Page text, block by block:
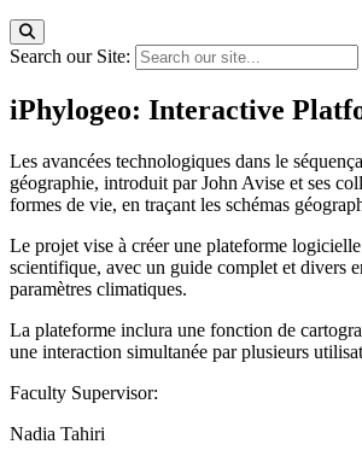
Search our Site:
iPhylogeo: Interactive
Les avancées technologiques dans le
géographie, introduit par John Avise et ses
formes de vie, en traçant les schémas
Le projet vise à créer une plateforme
scientifique, avec un guide complet et divers
paramètres climatiques.
La plateforme inclura une fonction de
une interaction simultanée par plusieurs
Faculty Supervisor:
Nadia Tahiri